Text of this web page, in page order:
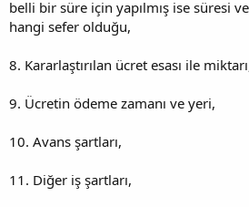
belli bir süre için yapılmış ise süresi
hangi sefer olduğu,
8. Kararlaştırılan ücret esası ile
9. Ücretin ödeme zamanı ve yeri,
10. Avans şartları,
11. Diğer iş şartları,